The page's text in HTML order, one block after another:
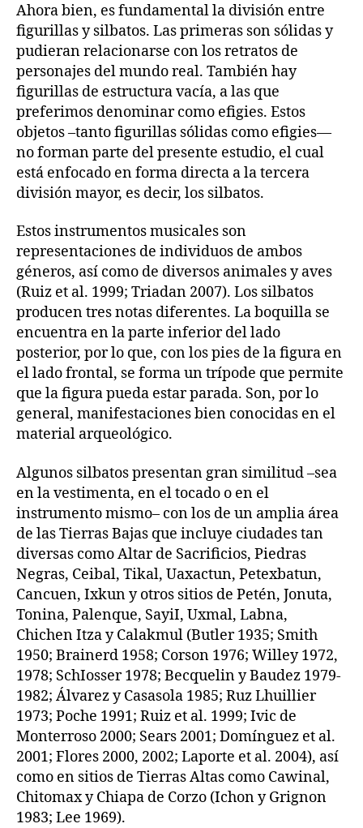
Ahora bien, es fundamental la división entre
figurillas y silbatos. Las primeras son sólidas y
pudieran relacionarse con los retratos de
personajes del mundo real. También hay
figurillas de estructura vacía, a las que
preferimos denominar como efigies. Estos
objetos –tanto figurillas sólidas como efigies—
no forman parte del presente estudio, el cual
está enfocado en forma directa a la tercera
división mayor, es decir, los silbatos.
Estos instrumentos musicales son
representaciones de individuos de ambos
géneros, así como de diversos animales y aves
(Ruiz et al. 1999; Triadan 2007). Los silbatos
producen tres notas diferentes. La boquilla se
encuentra en la parte inferior del lado
posterior, por lo que, con los pies de la figura en
el lado frontal, se forma un trípode que permite
que la figura pueda estar parada. Son, por lo
general, manifestaciones bien conocidas en el
material arqueológico.
Algunos silbatos presentan gran similitud –sea
en la vestimenta, en el tocado o en el
instrumento mismo– con los de un amplia área
de las Tierras Bajas que incluye ciudades tan
diversas como Altar de Sacrificios, Piedras
Negras, Ceibal, Tikal, Uaxactun, Petexbatun,
Cancuen, Ixkun y otros sitios de Petén, Jonuta,
Tonina, Palenque, SayiI, Uxmal, Labna,
Chichen Itza y Calakmul (Butler 1935; Smith
1950; Brainerd 1958; Corson 1976; Willey 1972,
1978; SchIosser 1978; Becquelin y Baudez 1979-
1982; Álvarez y Casasola 1985; Ruz Lhuillier
1973; Poche 1991; Ruiz et al. 1999; Ivic de
Monterroso 2000; Sears 2001; Domínguez et al.
2001; Flores 2000, 2002; Laporte et al. 2004), así
como en sitios de Tierras Altas como Cawinal,
Chitomax y Chiapa de Corzo (Ichon y Grignon
1983; Lee 1969).